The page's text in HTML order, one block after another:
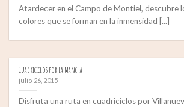
Atardecer en el Campo de Montiel, descubre
colores que se forman en la inmensidad [...]
Cuadriciclos por La Mancha
julio 26, 2015
Disfruta una ruta en cuadriciclos por